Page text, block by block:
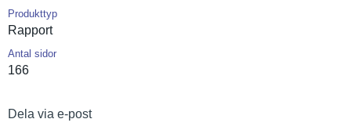
Produkttyp
Rapport
Antal sidor
166
Dela via e-post